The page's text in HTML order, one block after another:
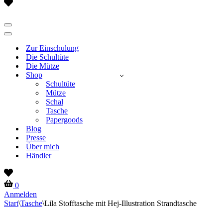
Wish
Navigationsmenü
Navigationsmenü
Zur Einschulung
Die Schultüte
Die Mütze
Shop
Schultüte
Mütze
Schal
Tasche
Papergoods
Blog
Presse
Über mich
Händler
Wish
listWarenkorb
0
Anmelden
Start\Tasche\Lila Stofftasche mit Hej-Illustration Strandtasche